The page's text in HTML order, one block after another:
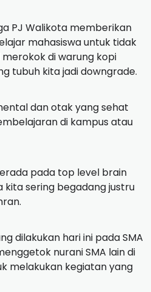
PJ Walikota memberikan
mahasiswa untuk tidak
di warung kopi
tubuh kita jadi downgrade.
dan otak yang sehat
di kampus atau
pada top level brain
kita sering begadang justru
dilakukan hari ini pada SMA
nurani SMA lain di
melakukan kegiatan yang